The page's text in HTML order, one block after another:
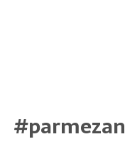
#parmezan